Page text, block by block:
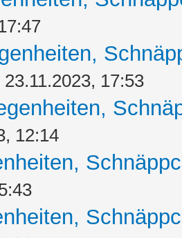
23.11.2023, 17:53
12:14